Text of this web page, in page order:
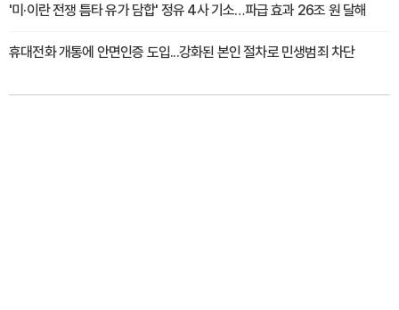
'미·이란 전쟁 틈타 유가 담합' 정유 4사 기소…파급 효과 26조 원 달해
휴대전화 개통에 안면인증 도입...강화된 본인 절차로 민생범죄 차단